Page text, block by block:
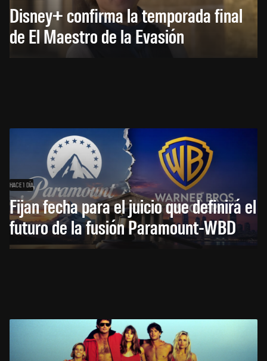
Disney+ confirma la temporada final
de El Maestro de la Evasión
HACE 1 DÍA
Fijan fecha para el juicio que definirá el
futuro de la fusión Paramount-WBD